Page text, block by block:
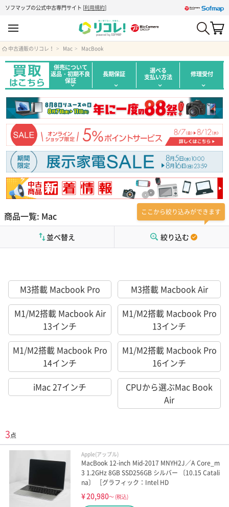
ソフマップの公式中古専門サイト [利用規約]
中古通販のリコレ！ Mac MacBook
併売について
返品・初期不良
保証
長期保証 選べる
支払い方法 修理受付
商品一覧: Mac ここから絞り込みができます
絞り込む
並べ替え
M3搭載 Macbook Pro
M3搭載 Macbook Air
M1/M2搭載 Macbook Air
13インチ
M1/M2搭載 Macbook Pro
13インチ
M1/M2搭載 Macbook Pro
14インチ
M1/M2搭載 Macbook Pro
16インチ
iMac 27インチ
CPUから選ぶMac Book
Air
3点
Apple(アップル)
MacBook 12-inch Mid-2017 MNYH2J／A Core_m
3 1.2GHz 8GB SSD256GB シルバー 〔10.15 Catali
na〕 ［グラフィック：Intel HD
¥20,980～ (税込)